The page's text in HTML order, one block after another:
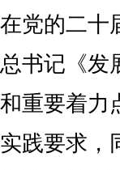
在党的二十
总书记《发
和重要着力
实践要求，